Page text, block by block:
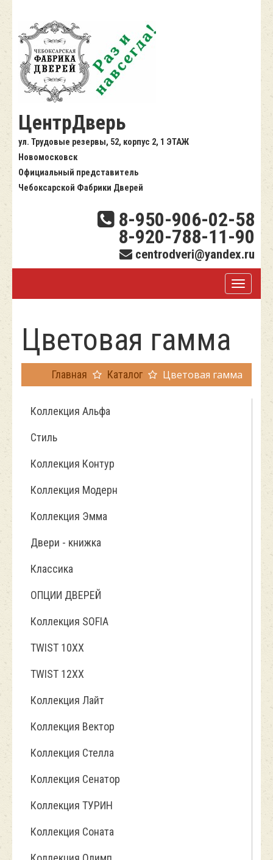
ЦентрДверь
ул. Трудовые резервы, 52, корпус 2, 1 ЭТАЖ
Новомосковск
Официальный представитель
Чебоксарской Фабрики Дверей
8-950-906-02-58
8-920-788-11-90
centrodveri@yandex.ru
Цветовая гамма
Главная Каталог Цветовая гамма
Коллекция Альфа
Стиль
Коллекция Контур
Коллекция Модерн
Коллекция Эмма
Двери - книжка
Классика
ОПЦИИ ДВЕРЕЙ
Коллекция SOFIA
TWIST 10ХХ
TWIST 12XX
Коллекция Лайт
Коллекция Вектор
Коллекция Стелла
Коллекция Сенатор
Коллекция ТУРИН
Коллекция Соната